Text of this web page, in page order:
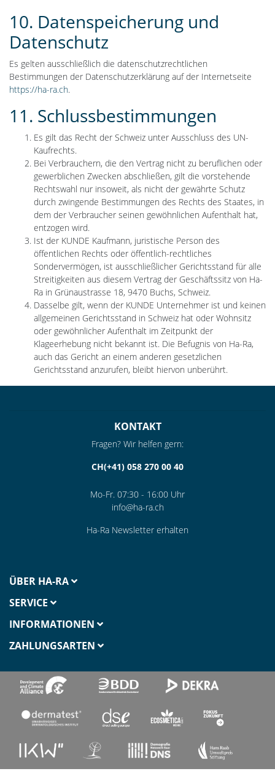
10. Datenspeicherung und
Datenschutz
Es gelten ausschließlich die datenschutzrechtlichen
Bestimmungen der Datenschutzerklärung auf der Internetseite
https://ha-ra.ch.
11. Schlussbestimmungen
Es gilt das Recht der Schweiz unter Ausschluss des UN-
Kaufrechts.
Bei Verbrauchern, die den Vertrag nicht zu beruflichen oder
gewerblichen Zwecken abschließen, gilt die vorstehende
Rechtswahl nur insoweit, als nicht der gewährte Schutz
durch zwingende Bestimmungen des Rechts des Staates, in
dem der Verbraucher seinen gewöhnlichen Aufenthalt hat,
entzogen wird.
Ist der KUNDE Kaufmann, juristische Person des
öffentlichen Rechts oder öffentlich-rechtliches
Sondervermögen, ist ausschließlicher Gerichtsstand für alle
Streitigkeiten aus diesem Vertrag der Geschäftssitz von Ha-
Ra in Grünaustrasse 18, 9470 Buchs, Schweiz.
Dasselbe gilt, wenn der KUNDE Unternehmer ist und keinen
allgemeinen Gerichtsstand in Schweiz hat oder Wohnsitz
oder gewöhnlicher Aufenthalt im Zeitpunkt der
Klageerhebung nicht bekannt ist. Die Befugnis von Ha-Ra,
auch das Gericht an einem anderen gesetzlichen
Gerichtsstand anzurufen, bleibt hiervon unberührt.
KONTAKT
Fragen? Wir helfen gern:
CH(+41) 058 270 00 40
Mo-Fr. 07:30 - 16:00 Uhr
info@ha-ra.ch
Ha-Ra Newsletter erhalten
ÜBER HA-RA
SERVICE
INFORMATIONEN
ZAHLUNGSARTEN